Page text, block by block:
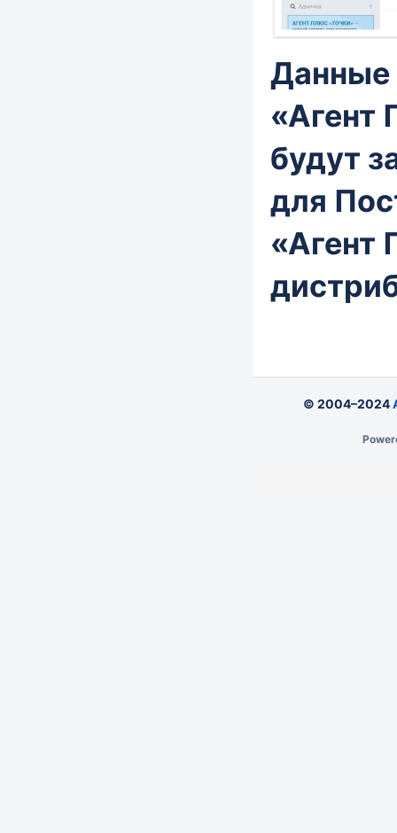
Данные
«Агент
будут
для
«Агент
© 2004–2024